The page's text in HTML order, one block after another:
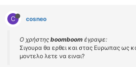
C cosneo
Ο χρήστης boomboom έγραψε:
Σιγουρα θα ερθει και στας Ευρωπας ως
μοντελο λετε να ειναι?
ΑΓΩΝΕΣ
ΑΡΧΕΙΟ ΤΕΥΧΩΝ